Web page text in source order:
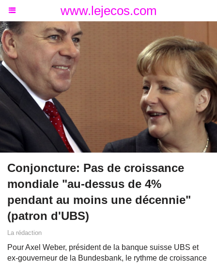
www.lejecos.com
Conjoncture: Pas de croissance
mondiale "au-dessus de 4%
pendant au moins une décennie"
(patron d'UBS)
La rédaction
Pour Axel Weber, président de la banque suisse UBS et
ex-gouverneur de la Bundesbank, le rythme de croissance